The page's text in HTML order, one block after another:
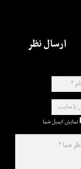
ارسال نظر
نمایش ایمیل شما